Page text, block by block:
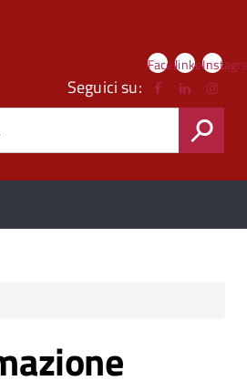
Seguici su:
Facebook
linkedIn